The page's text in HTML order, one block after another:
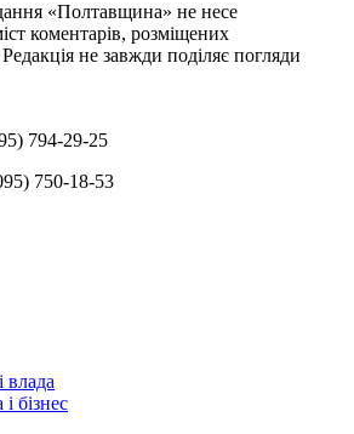
«Полтавщина» не несе
коментарів, розміщених
не завжди поділяє погляди
794-29-25
750-18-53
влада
бізнес